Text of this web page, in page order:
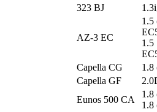
323 BJ
AZ-3 EC
1.5
1.5
Capella CG
1.8
Capella GF
Eunos 500 CA
1.8
1.8